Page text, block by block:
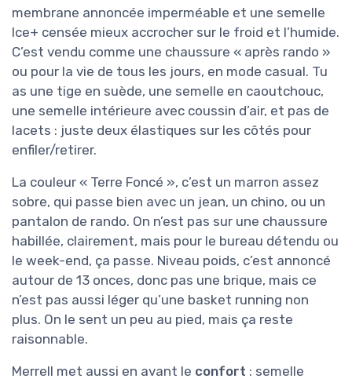
membrane annoncée imperméable et une semelle
Ice+ censée mieux accrocher sur le froid et l’humide.
C’est vendu comme une chaussure « après rando »
ou pour la vie de tous les jours, en mode casual. Tu
as une tige en suède, une semelle en caoutchouc,
une semelle intérieure avec coussin d’air, et pas de
lacets : juste deux élastiques sur les côtés pour
enfiler/retirer.
La couleur « Terre Foncé », c’est un marron assez
sobre, qui passe bien avec un jean, un chino, ou un
pantalon de rando. On n’est pas sur une chaussure
habillée, clairement, mais pour le bureau détendu ou
le week-end, ça passe. Niveau poids, c’est annoncé
autour de 13 onces, donc pas une brique, mais ce
n’est pas aussi léger qu’une basket running non
plus. On le sent un peu au pied, mais ça reste
raisonnable.
Merrell met aussi en avant le confort : semelle